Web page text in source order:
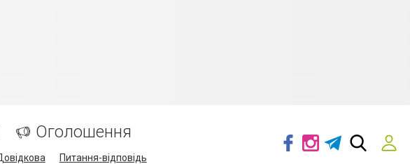
Оголошення
Питання-відповідь